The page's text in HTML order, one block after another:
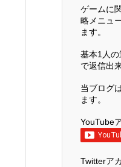
ゲームに
略メニュ
ます。
基本1人
で返信出
当ブログ
ます。
YouTube
Twitterア